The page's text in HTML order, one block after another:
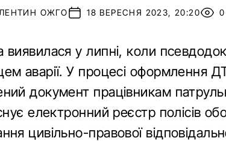
ОЖГО 18 ВЕРЕСНЯ 2023, 20:20 0
виявилася у липні, коли
аварії. У процесі оформлення
документ працівникам
електронний реєстр полісів
цивільно-правової